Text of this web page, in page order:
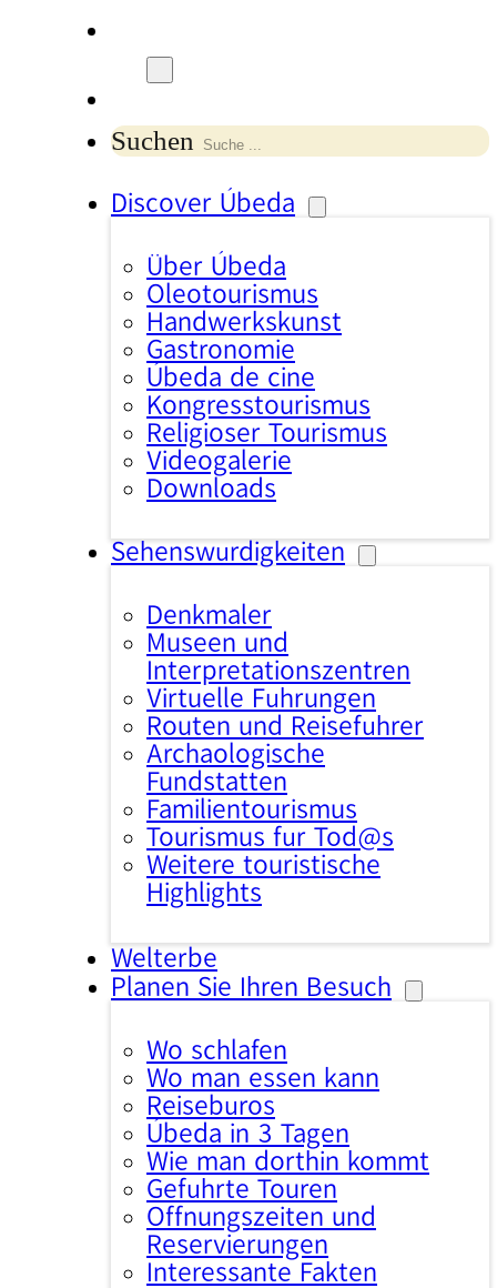
Suchen
Discover Úbeda
Über Úbeda
Oleotourismus
Handwerkskunst
Gastronomie
Úbeda de cine
Kongresstourismus
Religiöser Tourismus
Videogalerie
Downloads
Sehenswürdigkeiten
Denkmäler
Museen und
Interpretationszentren
Virtuelle Führungen
Routen und Reiseführer
Archäologische
Fundstätten
Familientourismus
Tourismus für Tod@s
Weitere touristische
Highlights
Welterbe
Planen Sie Ihren Besuch
Wo schlafen
Wo man essen kann
Reisebüros
Úbeda in 3 Tagen
Wie man dorthin kommt
Geführte Touren
Öffnungszeiten und
Reservierungen
Interessante Fakten